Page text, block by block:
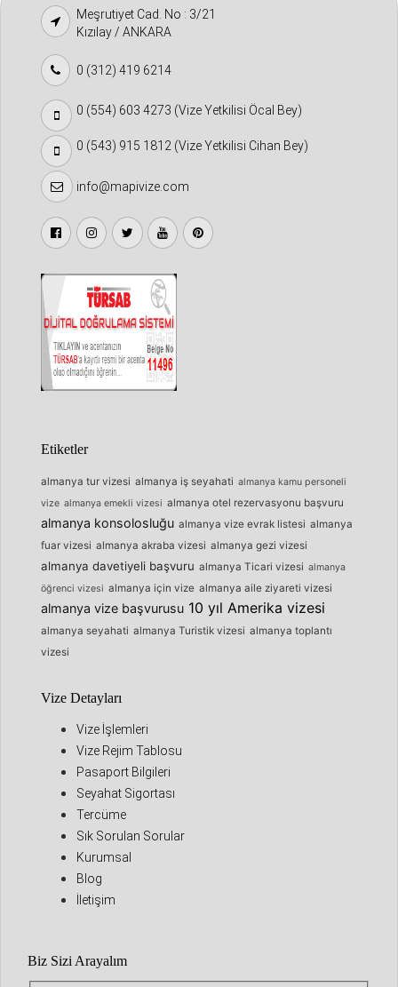
Meşrutiyet Cad. No : 3/21
Kızılay / ANKARA
0 (312) 419 6214
0 (554) 603 4273 (Vize Yetkilisi Öcal Bey)
0 (543) 915 1812 (Vize Yetkilisi Cihan Bey)
info@mapivize.com
Etiketler
almanya tur vizesi almanya iş seyahati almanya kamu personeli
vize almanya emekli vizesi almanya otel rezervasyonu başvuru
almanya konsolosluğu almanya vize evrak listesi almanya
fuar vizesi almanya akraba vizesi almanya gezi vizesi
almanya davetiyeli başvuru almanya Ticari vizesi almanya
öğrenci vizesi almanya için vize almanya aile ziyareti vizesi
almanya vize başvurusu 10 yıl Amerika vizesi
almanya seyahati almanya Turistik vizesi almanya toplantı
vizesi
Vize Detayları
Vize İşlemleri
Vize Rejim Tablosu
Pasaport Bilgileri
Seyahat Sigortası
Tercüme
Sık Sorulan Sorular
Kurumsal
Blog
İletişim
Biz Sizi Arayalım